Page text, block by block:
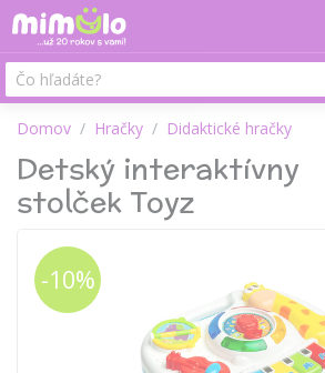
Domov Hračky Didaktické hračky
Detský interaktívny
stolček Toyz
-10%